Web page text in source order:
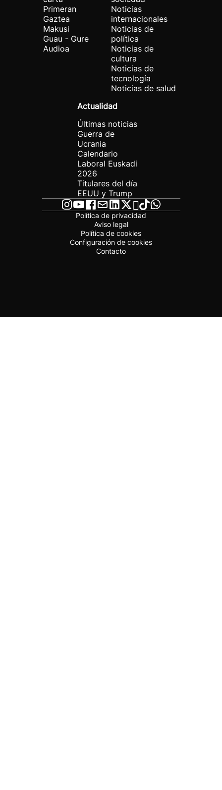
Primeran
Gaztea
Makusi
Guau - Gure
Audioa
Noticias
internacionales
Noticias de
política
Noticias de
cultura
Noticias de
tecnología
Noticias de salud
Actualidad
Últimas noticias
Guerra de
Ucrania
Calendario
Laboral Euskadi
2026
Titulares del día
EEUU y Trump
Política de privacidad
Aviso legal
Política de cookies
Configuración de cookies
Contacto